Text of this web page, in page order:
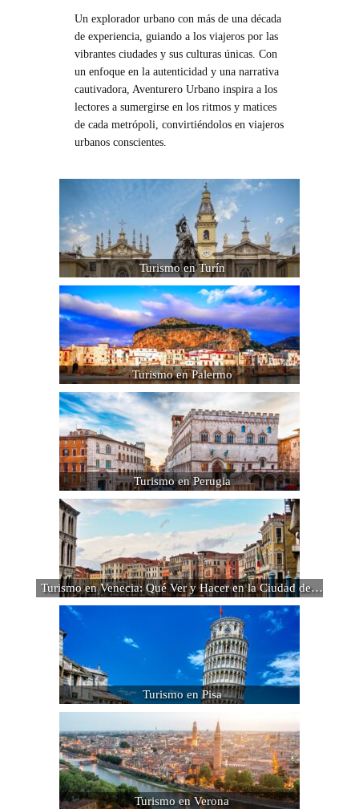
Un explorador urbano con más de una década
de experiencia, guiando a los viajeros por las
vibrantes ciudades y sus culturas únicas. Con
un enfoque en la autenticidad y una narrativa
cautivadora, Aventurero Urbano inspira a los
lectores a sumergirse en los ritmos y matices
de cada metrópoli, convirtiéndolos en viajeros
urbanos conscientes.
Turismo en Turín
Turismo en Palermo
Turismo en Perugia
Turismo en Venecia: Qué Ver y Hacer en la Ciudad de…
Turismo en Pisa
Turismo en Verona